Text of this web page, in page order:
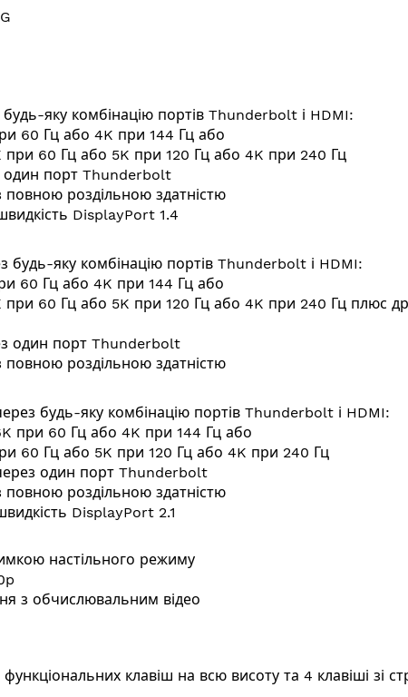
яку комбінацію портів Thunderbolt і HDMI:
60 Гц або 4K при 144 Гц або
60 Гц або 5K при 120 Гц або 4K при 240 Гц
один порт Thunderbolt
роздільною здатністю
DisplayPort 1.4
будь-яку комбінацію портів Thunderbolt і HDMI:
60 Гц або 4K при 144 Гц або
60 Гц або 5K при 120 Гц або 4K при 240 Гц плюс
один порт Thunderbolt
роздільною здатністю
будь-яку комбінацію портів Thunderbolt і HDMI:
при 60 Гц або 4K при 144 Гц або
60 Гц або 5K при 120 Гц або 4K при 240 Гц
один порт Thunderbolt
роздільною здатністю
DisplayPort 2.1
настільного режиму
з обчислювальним відео
клавіш на всю висоту та 4 клавіші зі